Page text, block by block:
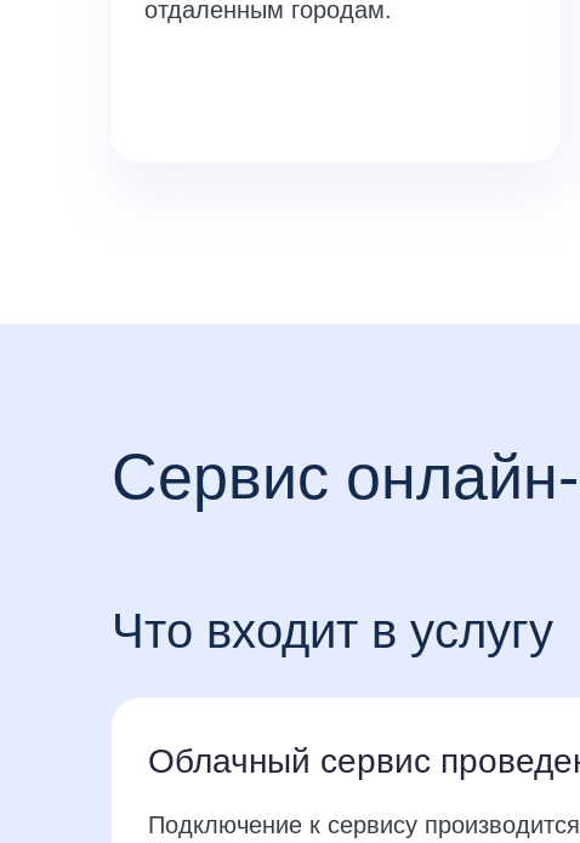
отдаленным городам.
Сервис
Что входит в услугу
Облачный сервис
Подключение к сервису